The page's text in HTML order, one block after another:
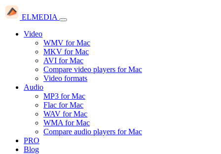
ELMEDIA
Video
WMV for Mac
MKV for Mac
AVI for Mac
Compare video players for Mac
Video formats
Audio
MP3 for Mac
Flac for Mac
WAV for Mac
WMA for Mac
Compare audio players for Mac
PRO
Blog